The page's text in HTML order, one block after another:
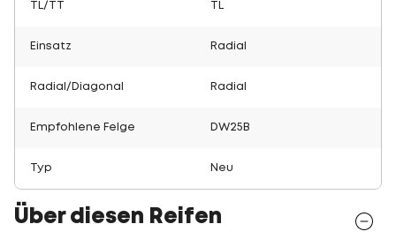
TL/TT
Einsatz Radial
Radial/Diagonal Radial
Empfohlene Felge DW25B
Typ Neu
Über diesen Reifen